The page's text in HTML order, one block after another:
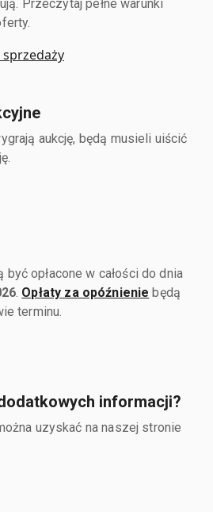
Przeczytaj pełne warunki
aukcję, będą musieli uiścić
opłacone w całości do dnia
Opłaty za opóźnienie będą
terminu.
informacji?
uzyskać na naszej stronie